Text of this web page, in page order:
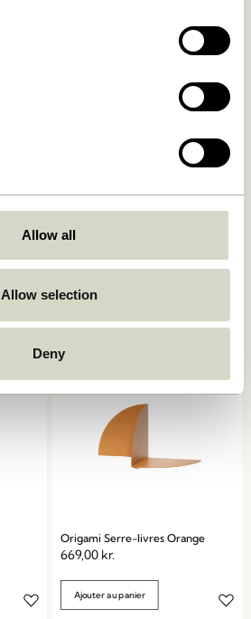
Allow all
Allow selection
Deny
Sculpt Serre-livres
859,00
Origami Serre-livres Orange
669,00 kr.
Ajouter au panier